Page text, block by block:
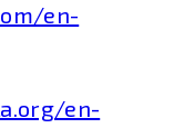
en-
en-